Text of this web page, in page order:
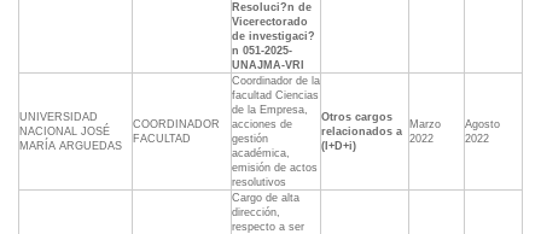
Resoluci?n de
Vicerectorado
de investigaci?
n 051-2025-
UNAJMA-VRI
UNIVERSIDAD
NACIONAL JOSÉ
MARÍA ARGUEDAS
COORDINADOR
FACULTAD
Coordinador de la
facultad Ciencias
de la Empresa,
acciones de
gestión
académica,
emisión de actos
resolutivos
Otros cargos
relacionados a
(I+D+i)
Marzo
2022
Agosto
2022
Cargo de alta
dirección,
respecto a ser